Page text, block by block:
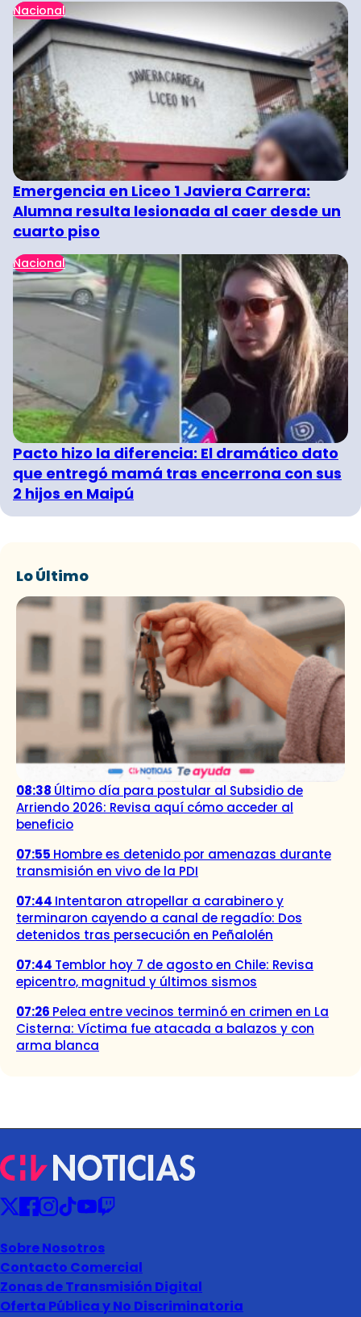
Nacional
Emergencia en Liceo 1 Javiera Carrera:
Alumna resulta lesionada al caer desde un
cuarto piso
Nacional
Pacto hizo la diferencia: El dramático dato
que entregó mamá tras encerrona con sus
2 hijos en Maipú
Lo Último
08:38 Último día para postular al Subsidio de
Arriendo 2026: Revisa aquí cómo acceder al
beneficio
07:55 Hombre es detenido por amenazas durante
transmisión en vivo de la PDI
07:44 Intentaron atropellar a carabinero y
terminaron cayendo a canal de regadío: Dos
detenidos tras persecución en Peñalolén
07:44 Temblor hoy 7 de agosto en Chile: Revisa
epicentro, magnitud y últimos sismos
07:26 Pelea entre vecinos terminó en crimen en La
Cisterna: Víctima fue atacada a balazos y con
arma blanca
Sobre Nosotros
Contacto Comercial
Zonas de Transmisión Digital
Oferta Pública y No Discriminatoria